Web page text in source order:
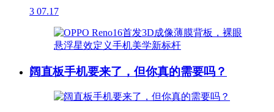
3 07.17
阔直板手机要来了，但你真的需要吗？